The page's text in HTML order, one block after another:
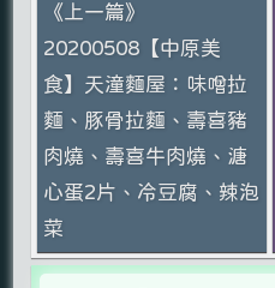
《上一篇》
20200508【中原美
食】天潼麵屋：味噌拉
麵、豚骨拉麵、壽喜豬
肉燒、壽喜牛肉燒、溏
心蛋2片、冷豆腐、辣泡
菜